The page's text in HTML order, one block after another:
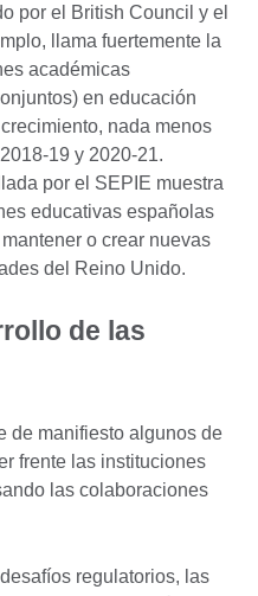
por el British Council y el
llama fuertemente la
académicas
en educación
nada menos
19 y 2020-21.
por el SEPIE muestra
educativas españolas
o crear nuevas
del Reino Unido.
de las
de manifiesto algunos de
frente las instituciones
las colaboraciones
regulatorios, las